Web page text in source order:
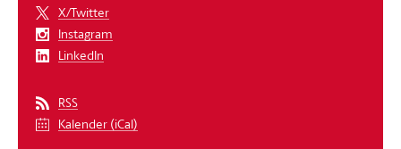
X/Twitter
Instagram
LinkedIn
RSS
Kalender (iCal)